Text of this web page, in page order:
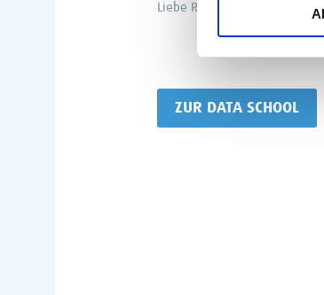
Liebe Romina, wir bedanken
ZUR DATA SCHOOL